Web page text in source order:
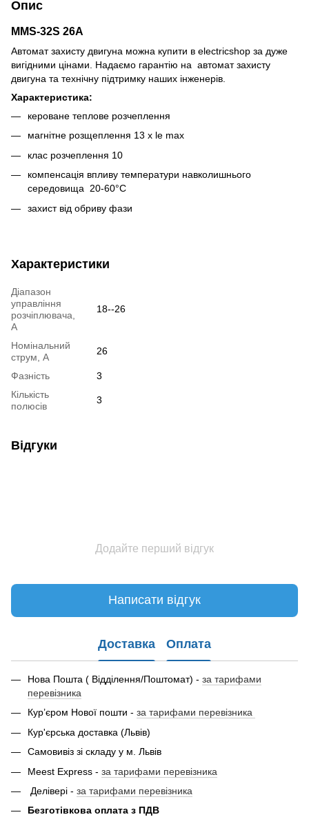
Опис
MMS-32S 26A
Автомат захисту двигуна можна купити в electricshop за дуже
вигідними цінами. Надаємо гарантію на автомат захисту
двигуна та технічну підтримку наших інженерів.
Характеристика:
кероване теплове розчеплення
магнітне розщеплення 13 x le max
клас розчеплення 10
компенсація впливу температури навколишнього
середовища 20-60°С
захист від обриву фази
Характеристики
Діапазон
управління
розчіплювача,
А
18--26
Номінальний
струм, А
26
Фазність
3
Кількість
полюсів
3
Відгуки
Додайте перший відгук
Написати відгук
Доставка Оплата
Нова Пошта ( Відділення/Поштомат) - за тарифами
перевізника
Кур’єром Нової пошти - за тарифами перевізника
Кур'єрська доставка (Львів)
Самовивіз зі складу у м. Львів
Meest Express - за тарифами перевізника
Делівері - за тарифами перевізника
Безготівкова оплата з ПДВ